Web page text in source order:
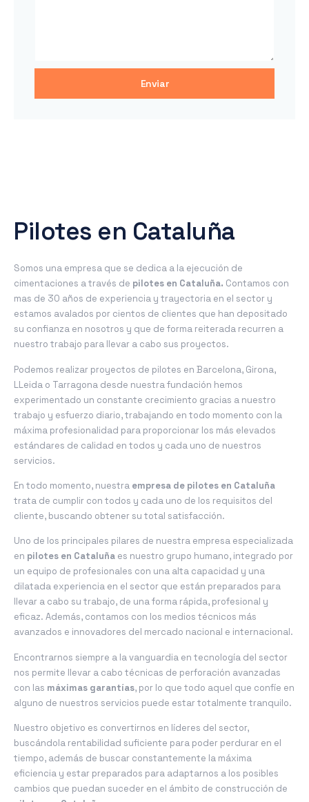
Enviar
Pilotes en Cataluña
Somos una empresa que se dedica a la ejecución de
cimentaciones a través de pilotes en Cataluña. Contamos con
mas de 30 años de experiencia y trayectoria en el sector y
estamos avalados por cientos de clientes que han depositado
su confianza en nosotros y que de forma reiterada recurren a
nuestro trabajo para llevar a cabo sus proyectos.
Podemos realizar proyectos de pilotes en Barcelona, Girona,
LLeida o Tarragona desde nuestra fundación hemos
experimentado un constante crecimiento gracias a nuestro
trabajo y esfuerzo diario, trabajando en todo momento con la
máxima profesionalidad para proporcionar los más elevados
estándares de calidad en todos y cada uno de nuestros
servicios.
En todo momento, nuestra empresa de pilotes en Cataluña
trata de cumplir con todos y cada uno de los requisitos del
cliente, buscando obtener su total satisfacción.
Uno de los principales pilares de nuestra empresa especializada
en pilotes en Cataluña es nuestro grupo humano, integrado por
un equipo de profesionales con una alta capacidad y una
dilatada experiencia en el sector que están preparados para
llevar a cabo su trabajo, de una forma rápida, profesional y
eficaz. Además, contamos con los medios técnicos más
avanzados e innovadores del mercado nacional e internacional.
Encontrarnos siempre a la vanguardia en tecnología del sector
nos permite llevar a cabo técnicas de perforación avanzadas
con las máximas garantías, por lo que todo aquel que confíe en
alguno de nuestros servicios puede estar totalmente tranquilo.
Nuestro objetivo es convertirnos en líderes del sector,
buscándola rentabilidad suficiente para poder perdurar en el
tiempo, además de buscar constantemente la máxima
eficiencia y estar preparados para adaptarnos a los posibles
cambios que puedan suceder en el ámbito de construcción de